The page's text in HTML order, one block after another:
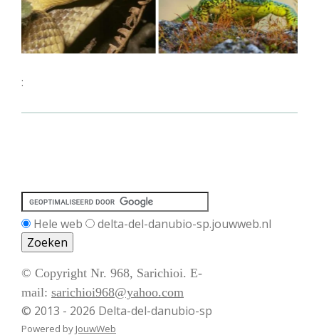
:
Hele web delta-del-danubio-sp.jouwweb.nl
© Copyright Nr. 968, Sarichioi. E-
mail: sarichioi968@yahoo.com
© 2013 - 2026 Delta-del-danubio-sp
Powered by JouwWeb